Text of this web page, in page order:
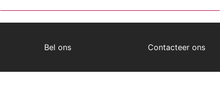
Bel ons Contacteer ons